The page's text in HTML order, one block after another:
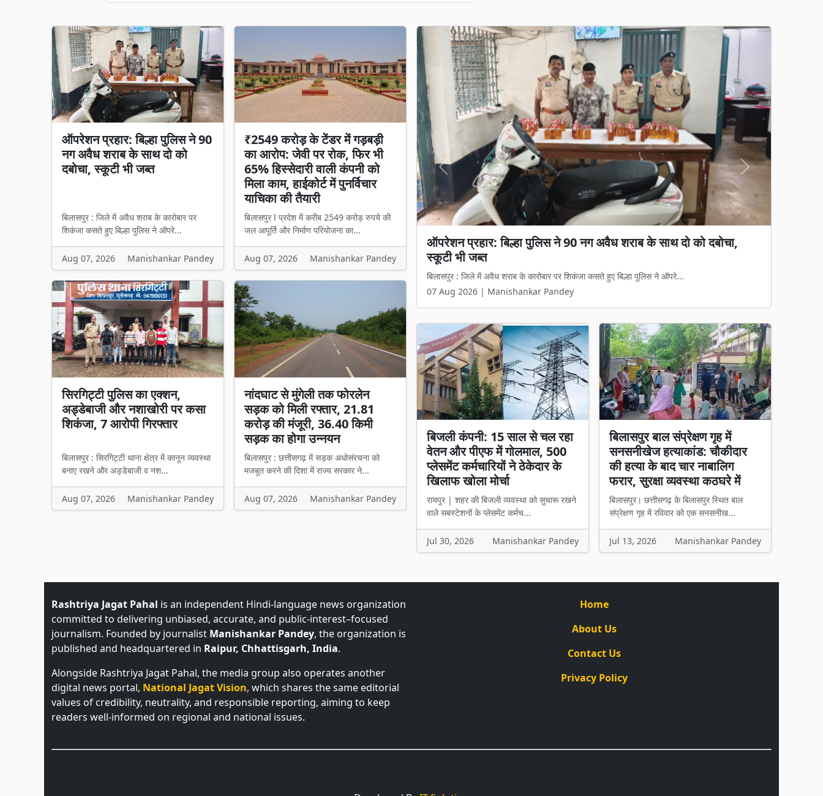
ऑपरेशन प्रहार: बिल्हा पुलिस ने 90
नग अवैध शराब के साथ दो को
दबोचा, स्कूटी भी जब्त
बिलासपुर : जिले में अवैध शराब के कारोबार पर
शिकंजा कसते हुए बिल्हा पुलिस ने ऑपरे...
Aug 07, 2026 Manishankar Pandey
₹2549 करोड़ के टेंडर में गड़बड़ी
का आरोप: जेवी पर रोक, फिर भी
65% हिस्सेदारी वाली कंपनी को
मिला काम, हाईकोर्ट में पुनर्विचार
याचिका की तैयारी
बिलासपुर l प्रदेश में करीब 2549 करोड़ रुपये की
जल आपूर्ति और निर्माण परियोजना का...
Aug 07, 2026 Manishankar Pandey
सिरगिट्टी पुलिस का एक्शन,
अड्डेबाजी और नशाखोरी पर कसा
शिकंजा, 7 आरोपी गिरफ्तार
बिलासपुर : सिरगिट्टी थाना क्षेत्र में कानून व्यवस्था
बनाए रखने और अड्डेबाजी व नश...
Aug 07, 2026 Manishankar Pandey
नांदघाट से मुंगेली तक फोरलेन
सड़क को मिली रफ्तार, 21.81
करोड़ की मंजूरी, 36.40 किमी
सड़क का होगा उन्नयन
बिलासपुर : छत्तीसगढ़ में सड़क अधोसंरचना को
मजबूत करने की दिशा में राज्य सरकार ने...
Aug 07, 2026 Manishankar Pandey
₹2549 करोड़ के टेंडर में गड़बड़ी का आरोप: जेवी पर रोक, फिर भी 65%
हिस्सेदारी वाली कंपनी को मिला काम, हाईकोर्ट में पुनर्विचार याचिका की तैयारी
बिलासपुर l प्रदेश में करीब 2549 करोड़ रुपये की जल आपूर्ति और निर्माण परियोजना का...
07 Aug 2026 | Manishankar Pandey
Previous Next
बिजली कंपनी: 15 साल से चल रहा
वेतन और पीएफ में गोलमाल, 500
प्लेसमेंट कर्मचारियों ने ठेकेदार के
खिलाफ खोला मोर्चा
रायपुर | शहर की बिजली व्यवस्था को सुचारू रखने
वाले सबस्टेशनों के प्लेसमेंट कर्मच...
Jul 30, 2026 Manishankar Pandey
बिलासपुर बाल संप्रेक्षण गृह में
सनसनीखेज हत्याकांड: चौकीदार
की हत्या के बाद चार नाबालिग
फरार, सुरक्षा व्यवस्था कठघरे में
बिलासपुर। छत्तीसगढ़ के बिलासपुर स्थित बाल
संप्रेक्षण गृह में रविवार को एक सनसनीख...
Jul 13, 2026 Manishankar Pandey
Rashtriya Jagat Pahal is an independent Hindi-language news organization
committed to delivering unbiased, accurate, and public-interest–focused
journalism. Founded by journalist Manishankar Pandey, the organization is
published and headquartered in Raipur, Chhattisgarh, India.
Alongside Rashtriya Jagat Pahal, the media group also operates another
digital news portal, National Jagat Vision, which shares the same editorial
values of credibility, neutrality, and responsible reporting, aiming to keep
readers well-informed on regional and national issues.
Home
About Us
Contact Us
Privacy Policy